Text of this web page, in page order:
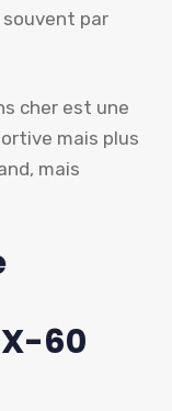
souvent par
cher est une
mais plus
mais
60